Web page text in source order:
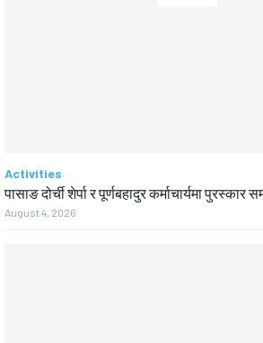
Activities
पासाङ दोर्ची शेर्पा र पूर्णबहादुर कर्माचार्यमा पुरस्कार
August 4, 2026